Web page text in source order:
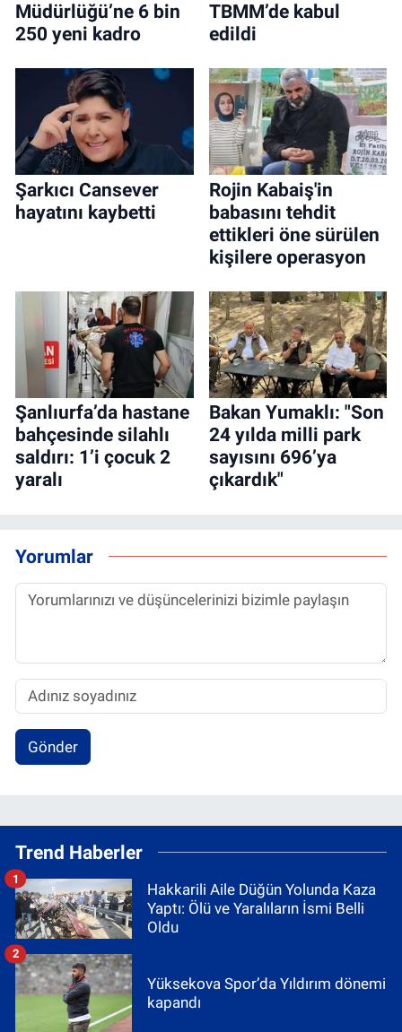
Müdürlüğü’ne 6 bin
250 yeni kadro
TBMM’de kabul
edildi
Şarkıcı Cansever
hayatını kaybetti
Rojin Kabaiş'in
babasını tehdit
ettikleri öne sürülen
kişilere operasyon
Şanlıurfa’da hastane
bahçesinde silahlı
saldırı: 1’i çocuk 2
yaralı
Bakan Yumaklı: "Son
24 yılda milli park
sayısını 696’ya
çıkardık"
Yorumlar
Gönder
Trend Haberler
Hakkarili Aile Düğün Yolunda Kaza
Yaptı: Ölü ve Yaralıların İsmi Belli
Oldu
1
Yüksekova Spor’da Yıldırım dönemi
kapandı
2